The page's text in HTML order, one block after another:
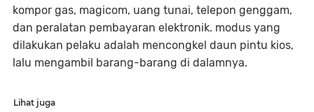
kompor gas, magicom, uang tunai, telepon genggam,
dan peralatan pembayaran elektronik. modus yang
dilakukan pelaku adalah mencongkel daun pintu kios,
lalu mengambil barang-barang di dalamnya.
Lihat juga